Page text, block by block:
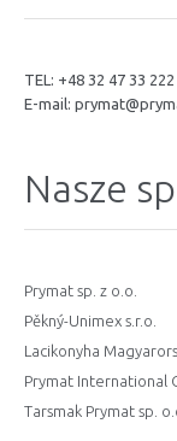
TEL: +48 32 47 33 222
E-mail:
Nasze
Prymat sp. z o.o.
Pěkný-Unimex s.r.o.
Lacikonyha
Prymat International
Tarsmak Prymat sp.